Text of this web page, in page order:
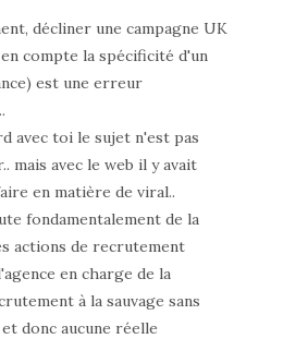
décliner une campagne UK
compte la spécificité d'un
est une erreur
avec toi le sujet n'est pas
mais avec le web il y avait
en matière de viral..
fondamentalement de la
actions de recrutement
en charge de la
à la sauvage sans
donc aucune réelle